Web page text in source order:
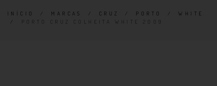
INÍCIO / MARCAS / CRUZ / PORTO /WHITE
/ PORTO CRUZ COLHEITA WHITE 2009